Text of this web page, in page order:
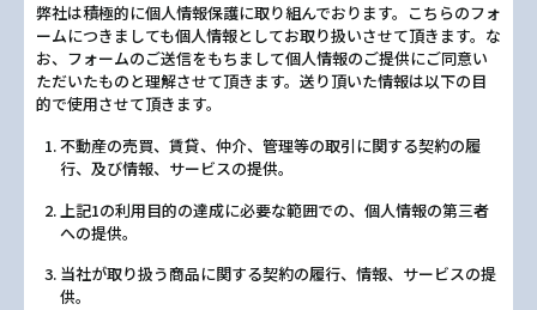
弊社は積極的に個人情報保護に取り組んでおります。こちらのフォ
ームにつきましても個人情報としてお取り扱いさせて頂きます。な
お、フォームのご送信をもちまして個人情報のご提供にご同意い
ただいたものと理解させて頂きます。送り頂いた情報は以下の目
的で使用させて頂きます。
不動産の売買、賃貸、仲介、管理等の取引に関する契約の履
行、及び情報、サービスの提供。
上記1の利用目的の達成に必要な範囲での、個人情報の第三者
への提供。
当社が取り扱う商品に関する契約の履行、情報、サービスの提
供。